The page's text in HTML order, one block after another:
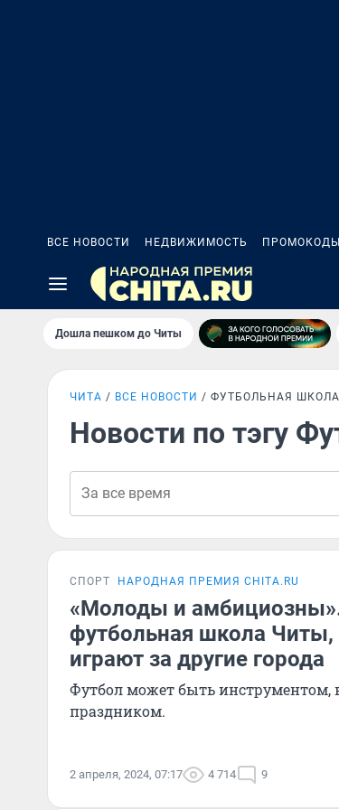
ВСЕ НОВОСТИ НЕДВИЖИМОСТЬ ПРОМОКОДЫ
Дошла пешком до Читы
ЧИТА ВСЕ НОВОСТИ ФУТБОЛЬНАЯ
Новости по тэгу
СПОРТ НАРОДНАЯ ПРЕМИЯ CHITA.RU
«Молоды и
футбольная школа Читы,
играют за другие города
Футбол может быть инструментом,
праздником.
2 апреля, 2024, 07:17 4 714 9